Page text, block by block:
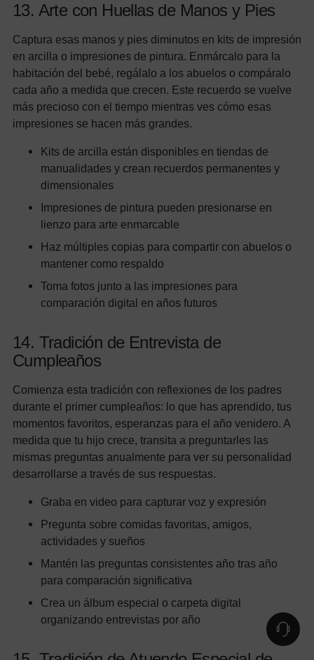
13. Arte con Huellas de Manos y Pies
Captura esas manos y pies diminutos en kits de impresión
en arcilla o impresiones de pintura. Enmárcalo para la
habitación del bebé, regálalo a los abuelos o compáralo
cada año a medida que crecen. Este recuerdo se vuelve
más precioso con el tiempo mientras ves cómo esas
impresiones se hacen más grandes.
Kits de arcilla están disponibles en tiendas de
manualidades y crean recuerdos permanentes y
dimensionales
Impresiones de pintura pueden presionarse en
lienzo para arte enmarcable
Haz múltiples copias para compartir con abuelos o
mantener como respaldo
Toma fotos junto a las impresiones para
comparación digital en años futuros
14. Tradición de Entrevista de
Cumpleaños
Comienza esta tradición con reflexiones de los padres
durante el primer cumpleaños: lo que has aprendido, tus
momentos favoritos, esperanzas para el año venidero. A
medida que tu hijo crece, transita a preguntarles las
mismas preguntas anualmente para ver su personalidad
desarrollarse a través de sus respuestas.
Graba en video para capturar voz y expresión
Pregunta sobre comidas favoritas, amigos,
actividades y sueños
Mantén las preguntas consistentes año tras año
para comparación significativa
Crea un álbum especial o carpeta digital
organizando entrevistas por año